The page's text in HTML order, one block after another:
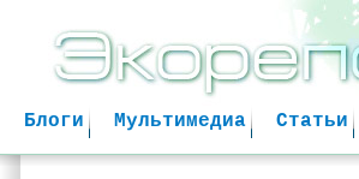
Статьи
Мультимедиа
Блоги